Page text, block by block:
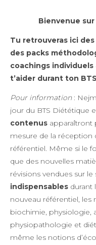
Bienvenue
Tu retrouveras ici
des packs
coachings
t’aider durant ton
Pour information:
jour du BTS Diététique
contenus apparaîtront
mesure de la réception
référentiel. Même si le
que des nouvelles
révisions vendues sur
indispensables durant
nouveau référentiel,
biochimie, physiologie,
physiopathologie et
même les notions